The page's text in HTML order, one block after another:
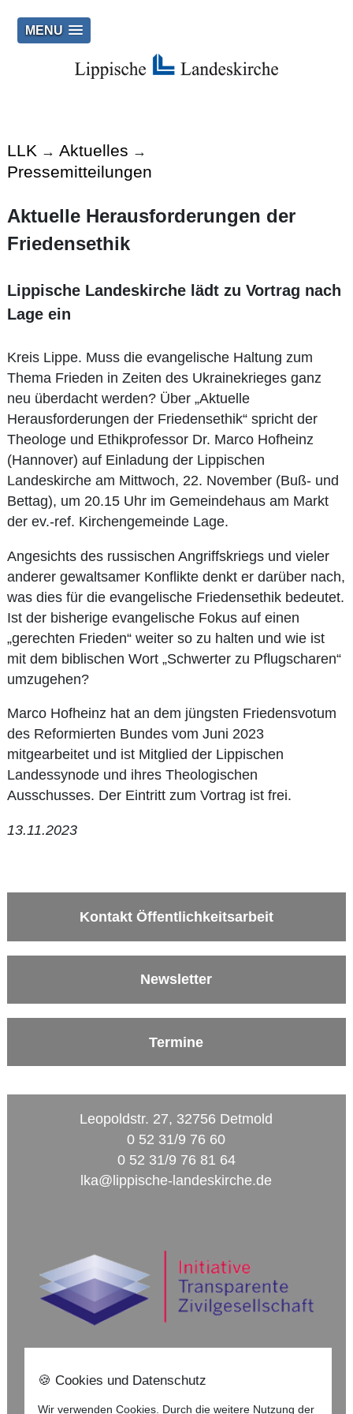
MENU
LLK → Aktuelles →
Pressemitteilungen
Aktuelle Herausforderungen der
Friedensethik
Lippische Landeskirche lädt zu Vortrag nach
Lage ein
Kreis Lippe. Muss die evangelische Haltung zum
Thema Frieden in Zeiten des Ukrainekrieges ganz
neu überdacht werden? Über „Aktuelle
Herausforderungen der Friedensethik“ spricht der
Theologe und Ethikprofessor Dr. Marco Hofheinz
(Hannover) auf Einladung der Lippischen
Landeskirche am Mittwoch, 22. November (Buß- und
Bettag), um 20.15 Uhr im Gemeindehaus am Markt
der ev.-ref. Kirchengemeinde Lage.
Angesichts des russischen Angriffskriegs und vieler
anderer gewaltsamer Konflikte denkt er darüber nach,
was dies für die evangelische Friedensethik bedeutet.
Ist der bisherige evangelische Fokus auf einen
„gerechten Frieden“ weiter so zu halten und wie ist
mit dem biblischen Wort „Schwerter zu Pflugscharen“
umzugehen?
Marco Hofheinz hat an dem jüngsten Friedensvotum
des Reformierten Bundes vom Juni 2023
mitgearbeitet und ist Mitglied der Lippischen
Landessynode und ihres Theologischen
Ausschusses. Der Eintritt zum Vortrag ist frei.
13.11.2023
Kontakt Öffentlichkeitsarbeit
Newsletter
Termine
Leopoldstr. 27, 32756 Detmold
0 52 31/9 76 60
0 52 31/9 76 81 64
lka@lippische-landeskirche.de
Nach oben ⇪
🍪 Cookies und Datenschutz
Wir verwenden Cookies. Durch die weitere Nutzung der